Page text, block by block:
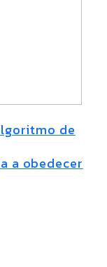
de
a obedecer